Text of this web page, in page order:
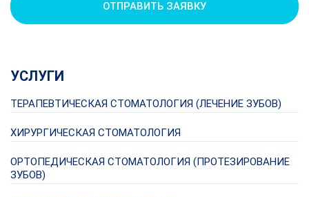
ОТПРАВИТЬ ЗАЯВКУ
УСЛУГИ
ТЕРАПЕВТИЧЕСКАЯ СТОМАТОЛОГИЯ (ЛЕЧЕНИЕ ЗУБОВ)
ХИРУРГИЧЕСКАЯ СТОМАТОЛОГИЯ
ОРТОПЕДИЧЕСКАЯ СТОМАТОЛОГИЯ (ПРОТЕЗИРОВАНИЕ
ЗУБОВ)